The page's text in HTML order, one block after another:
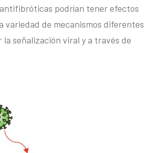
podrían tener efectos
de mecanismos diferentes
señalización viral y a través de